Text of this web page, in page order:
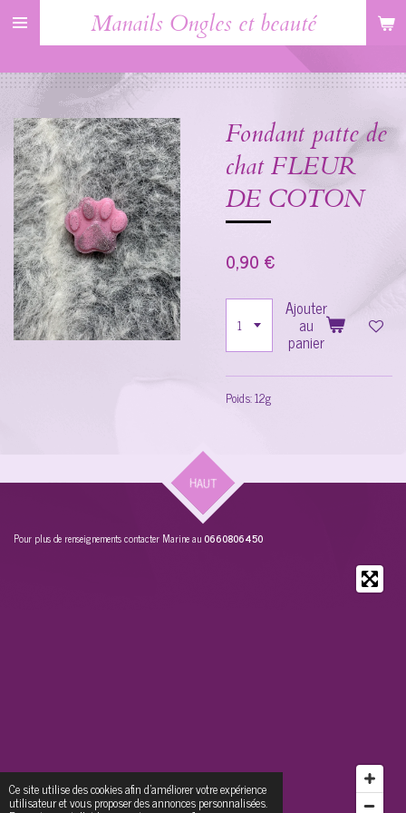
Ce site utilise des cookies afin d’améliorer votre expérience
utilisateur et vous proposer des annonces personnalisées.
Passer
principal
Manails Ongles et beauté
Fondant patte de
chat FLEUR
DE COTON
0,90 €
Ajouter
au
panier
Poids: 12g
HAUT
Pour plus de renseignements contacter Marine au0660806450